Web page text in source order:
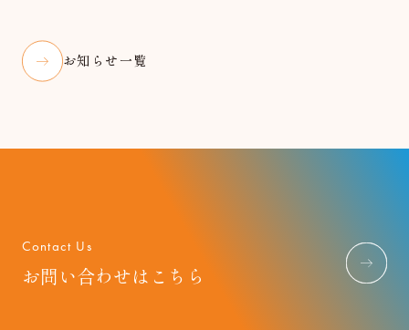
お知らせ一覧
Contact Us
お問い合わせはこちら